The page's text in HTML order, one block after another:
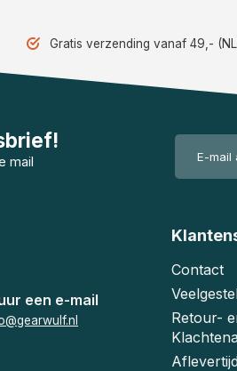
Gratis verzending vanaf 49,-
mail
een e-mail
Contact
Retour-